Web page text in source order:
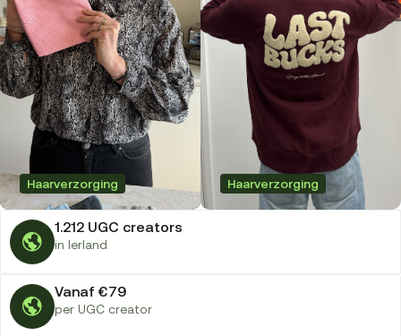
1.212 UGC creators
in Ierland
Haarverzorging Haarverzorging
Vanaf €79
per UGC creator